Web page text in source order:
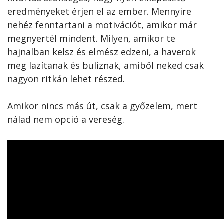
eredményeket érjen el az ember. Mennyire
nehéz fenntartani a motivációt, amikor már
megnyertél mindent. Milyen, amikor te
hajnalban kelsz és elmész edzeni, a haverok
meg lazítanak és buliznak, amiből neked csak
nagyon ritkán lehet részed.
Amikor nincs más út, csak a győzelem, mert
nálad nem opció a vereség.